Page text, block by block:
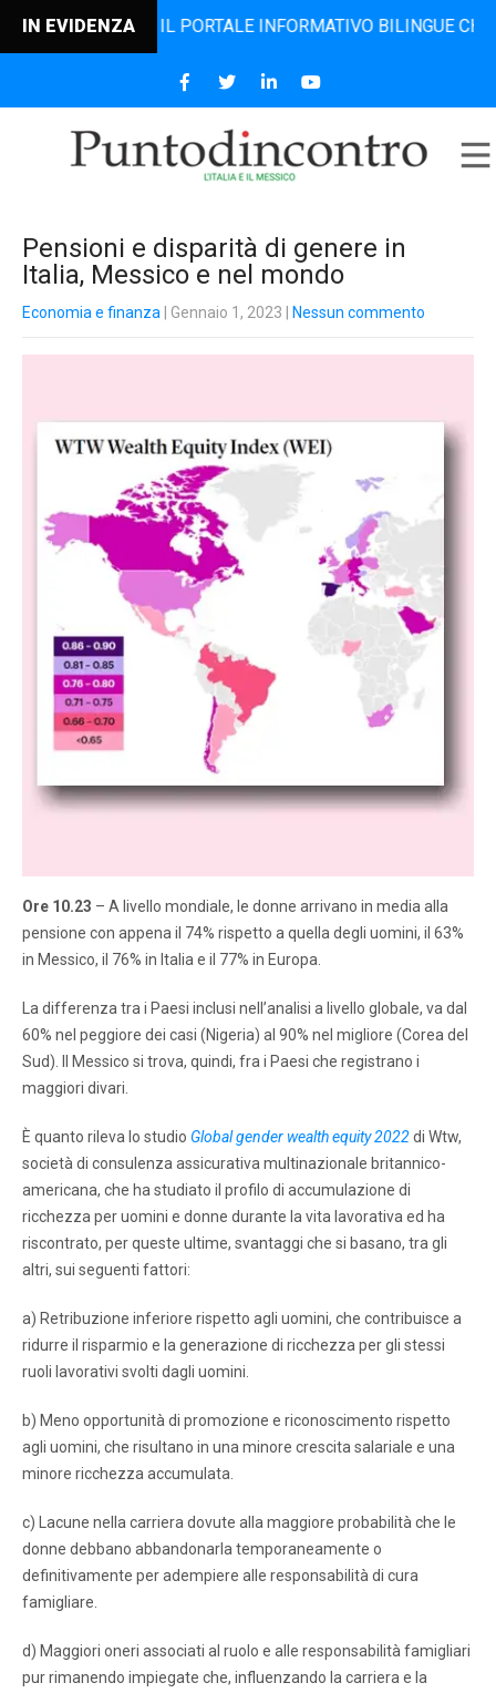
IN EVIDENZAIL PORTALE INFORMATIVO BILINGUE CHE
Pensioni e disparità di genere in
Italia, Messico e nel mondo
Economia e finanza | Gennaio 1, 2023 Nessun commento
Ore 10.23 – A livello mondiale, le donne arrivano in media alla
pensione con appena il 74% rispetto a quella degli uomini, il 63%
in Messico, il 76% in Italia e il 77% in Europa.
La differenza tra i Paesi inclusi nell’analisi a livello globale, va dal
60% nel peggiore dei casi (Nigeria) al 90% nel migliore (Corea del
Sud). Il Messico si trova, quindi, fra i Paesi che registrano i
maggiori divari.
È quanto rileva lo studio Global gender wealth equity 2022di Wtw,
società di consulenza assicurativa multinazionale britannico-
americana, che ha studiato il profilo di accumulazione di
ricchezza per uomini e donne durante la vita lavorativa ed ha
riscontrato, per queste ultime, svantaggi che si basano, tra gli
altri, sui seguenti fattori:
a) Retribuzione inferiore rispetto agli uomini, che contribuisce a
ridurre il risparmio e la generazione di ricchezza per gli stessi
ruoli lavorativi svolti dagli uomini.
b) Meno opportunità di promozione e riconoscimento rispetto
agli uomini, che risultano in una minore crescita salariale e una
minore ricchezza accumulata.
c) Lacune nella carriera dovute alla maggiore probabilità che le
donne debbano abbandonarla temporaneamente o
definitivamente per adempiere alle responsabilità di cura
famigliare.
d) Maggiori oneri associati al ruolo e alle responsabilità famigliari
pur rimanendo impiegate che, influenzando la carriera e la